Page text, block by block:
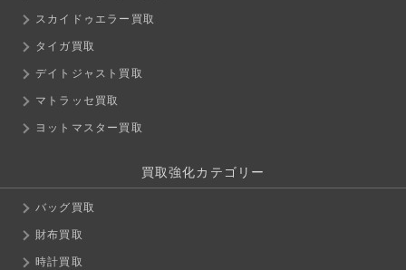
スカイドゥエラー買取
タイガ買取
デイトジャスト買取
マトラッセ買取
ヨットマスター買取
買取強化カテゴリー
バッグ買取
財布買取
時計買取